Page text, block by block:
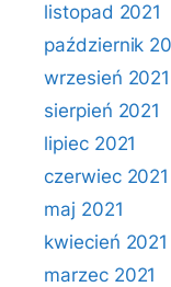
listopad 2021
październik
wrzesień 2021
sierpień 2021
lipiec 2021
czerwiec 2021
maj 2021
kwiecień 2021
marzec 2021